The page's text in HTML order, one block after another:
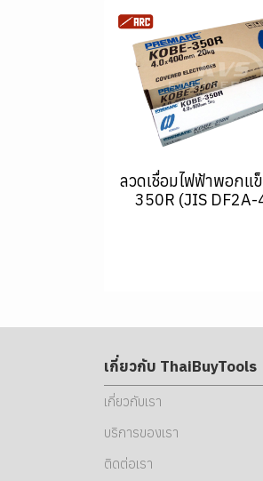
ลวดเชื่อมไฟฟ้าพอกแ
350R (JIS
เกี่ยวกับ ThaiBuyTools
เกี่ยวกับเรา
บริการของเรา
ติดต่อเรา